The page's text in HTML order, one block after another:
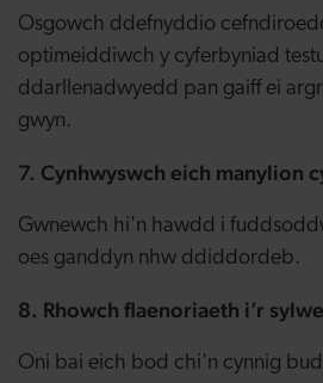
Osgowch ddefnyddio
optimeiddiwch y cyferbyniad
ddarllenadwyedd pan gaiff ei
gwyn.
7. Cynhwyswch eich manylion
Gwnewch hi'n hawdd i
oes ganddyn nhw ddiddordeb.
8. Rhowch flaenoriaeth i’r
Oni bai eich bod chi'n cynnig